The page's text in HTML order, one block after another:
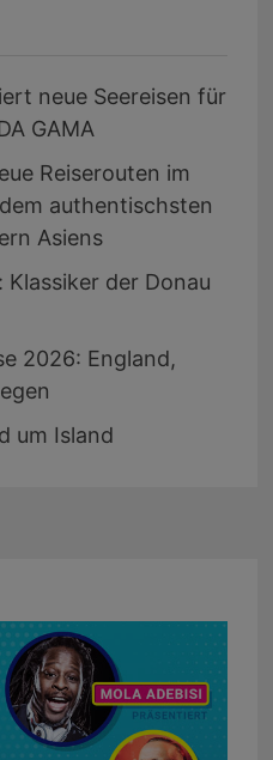
neue Seereisen für
GAMA
Reiserouten im
authentischsten
Asiens
Klassiker der Donau
2026: England,
um Island